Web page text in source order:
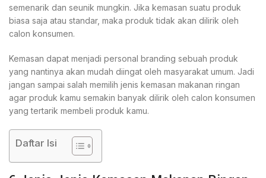
semenarik dan seunik mungkin. Jika kemasan suatu produk
biasa saja atau standar, maka produk tidak akan dilirik oleh
calon konsumen.
Kemasan dapat menjadi personal branding sebuah produk
yang nantinya akan mudah diingat oleh masyarakat umum. Jadi
jangan sampai salah memilih jenis kemasan makanan ringan
agar produk kamu semakin banyak dilirik oleh calon konsumen
yang tertarik membeli produk kamu.
Daftar Isi